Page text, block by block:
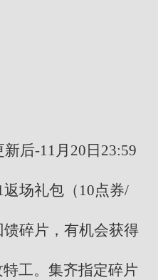
后-11月20日23:59
场礼包（10点券/
碎片，有机会获得
工。集齐指定碎片